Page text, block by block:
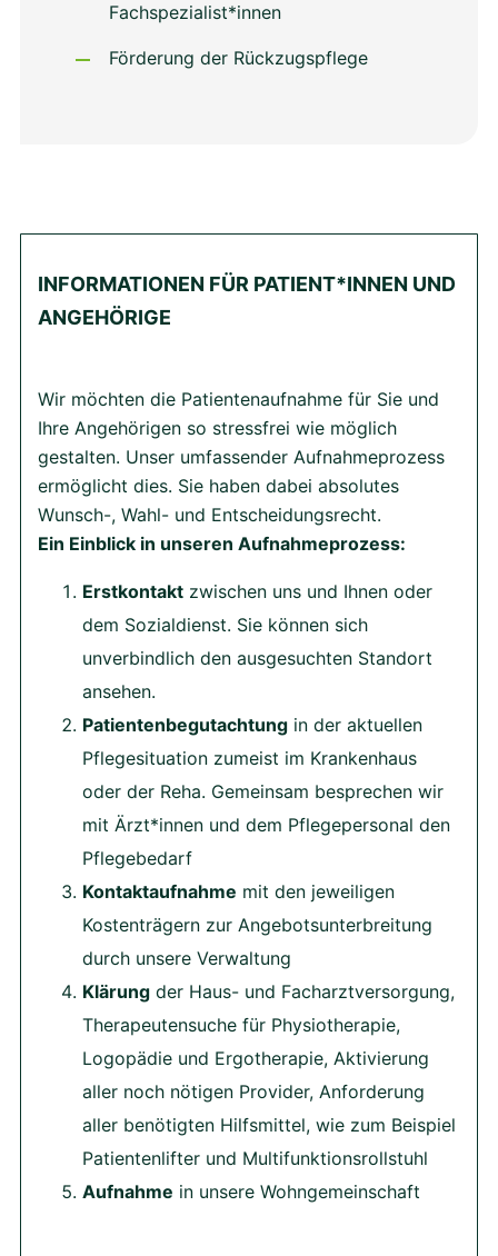
Fachspezialist*innen
Förderung der Rückzugspflege
INFORMATIONEN FÜR PATIENT*INNEN UND
ANGEHÖRIGE
Wir möchten die Patientenaufnahme für Sie und
Ihre Angehörigen so stressfrei wie möglich
gestalten. Unser umfassender Aufnahmeprozess
ermöglicht dies. Sie haben dabei absolutes
Wunsch-, Wahl- und Entscheidungsrecht.
Ein Einblick in unseren Aufnahmeprozess:
Erstkontakt zwischen uns und Ihnen oder
dem Sozialdienst. Sie können sich
unverbindlich den ausgesuchten Standort
ansehen.
Patientenbegutachtung in der aktuellen
Pflegesituation zumeist im Krankenhaus
oder der Reha. Gemeinsam besprechen wir
mit Ärzt*innen und dem Pflegepersonal den
Pflegebedarf
Kontaktaufnahme mit den jeweiligen
Kostenträgern zur Angebotsunterbreitung
durch unsere Verwaltung
Klärung der Haus- und Facharztversorgung,
Therapeutensuche für Physiotherapie,
Logopädie und Ergotherapie, Aktivierung
aller noch nötigen Provider, Anforderung
aller benötigten Hilfsmittel, wie zum Beispiel
Patientenlifter und Multifunktionsrollstuhl
Aufnahme in unsere Wohngemeinschaft